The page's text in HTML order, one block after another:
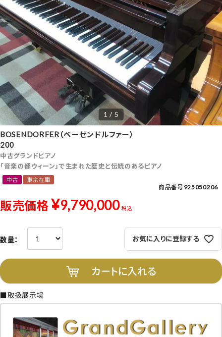
1 / 5
BOSENDORFER（ベーゼンドルファー）
200
中古グランドピアノ
「音楽の都ウィーン」で生まれた歴史と伝統のあるピアノ
中古 東京在庫
商品番号 925050206
販売価格 ¥9,790,000 税込
お気に入りに登録する
カートに入れる
■取扱展示場